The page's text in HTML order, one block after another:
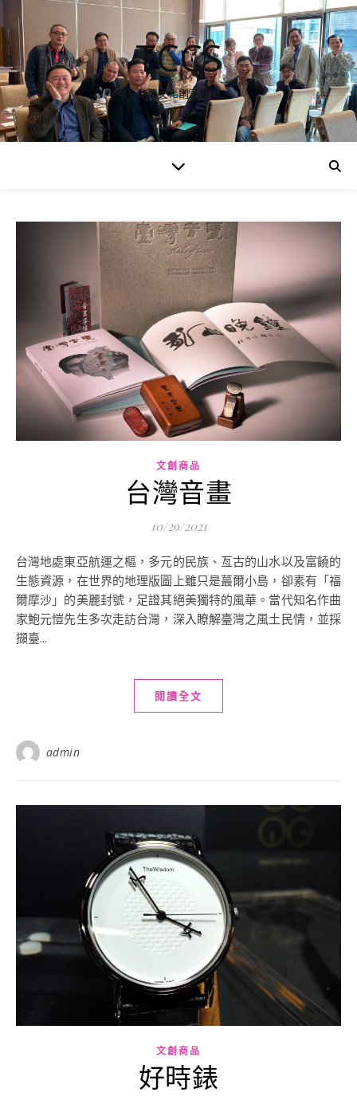
TCCS
台灣文化創意學會
文創商品
台灣音畫
10/29/2021
台灣地處東亞航運之樞，多元的民族、亙古的山水以及富饒的
生態資源，在世界的地理版圖上雖只是蕞爾小島，卻素有「福
爾摩沙」的美麗封號，足證其絕美獨特的風華。當代知名作曲
家鮑元愷先生多次走訪台灣，深入瞭解臺灣之風土民情，並採
擷臺...
閱讀全文
admin
文創商品
好時錶